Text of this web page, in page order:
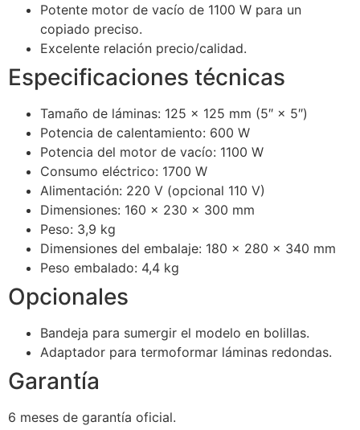
Potente motor de vacío de 1100 W para un
copiado preciso.
Excelente relación precio/calidad.
Especificaciones técnicas
Tamaño de láminas: 125 × 125 mm (5″ × 5″)
Potencia de calentamiento: 600 W
Potencia del motor de vacío: 1100 W
Consumo eléctrico: 1700 W
Alimentación: 220 V (opcional 110 V)
Dimensiones: 160 × 230 × 300 mm
Peso: 3,9 kg
Dimensiones del embalaje: 180 × 280 × 340 mm
Peso embalado: 4,4 kg
Opcionales
Bandeja para sumergir el modelo en bolillas.
Adaptador para termoformar láminas redondas.
Garantía
6 meses de garantía oficial.